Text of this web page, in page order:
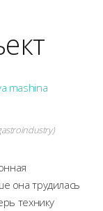
она трудилась
технику